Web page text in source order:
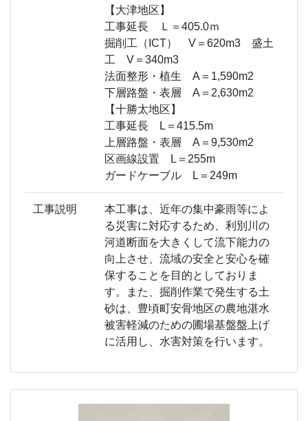
【大津地区】
工事延長 Ｌ＝405.0ｍ
掘削工（ICT） V＝620m3 盛土
工 V＝340m3
法面整形・植生 A＝1,590m2
下層路盤・表層 A＝2,630m2
【十勝太地区】
工事延長 L＝415.5m
上層路盤・表層 A＝9,530m2
区画線設置 L＝255m
ガードケーブル L＝249m
工事説明
本工事は、近年の集中豪雨等によ
る災害に対応するため、利別川の
河道断面を大きくして流下能力の
向上させ、流域の安全と安心を確
保することを目的としておりま
す。また、掘削作業で発生する土
砂は、豊頃町安骨地区の農地湛水
被害軽減のための圃場基盤盤上げ
に活用し、水害対策を行います。